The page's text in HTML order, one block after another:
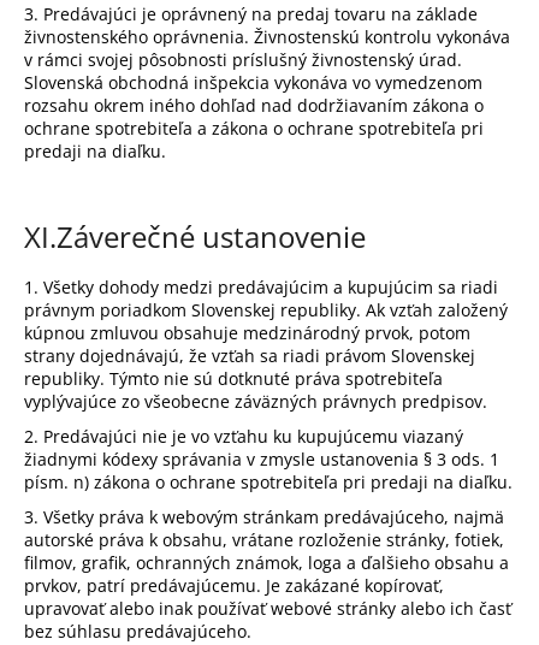
3. Predávajúci je oprávnený na predaj tovaru na základe
živnostenského oprávnenia. Živnostenskú kontrolu vykonáva
v rámci svojej pôsobnosti príslušný živnostenský úrad.
Slovenská obchodná inšpekcia vykonáva vo vymedzenom
rozsahu okrem iného dohľad nad dodržiavaním zákona o
ochrane spotrebiteľa a zákona o ochrane spotrebiteľa pri
predaji na diaľku.
XI.Záverečné ustanovenie
1. Všetky dohody medzi predávajúcim a kupujúcim sa riadi
právnym poriadkom Slovenskej republiky. Ak vzťah založený
kúpnou zmluvou obsahuje medzinárodný prvok, potom
strany dojednávajú, že vzťah sa riadi právom Slovenskej
republiky. Týmto nie sú dotknuté práva spotrebiteľa
vyplývajúce zo všeobecne záväzných právnych predpisov.
2. Predávajúci nie je vo vzťahu ku kupujúcemu viazaný
žiadnymi kódexy správania v zmysle ustanovenia § 3 ods. 1
písm. n) zákona o ochrane spotrebiteľa pri predaji na diaľku.
3. Všetky práva k webovým stránkam predávajúceho, najmä
autorské práva k obsahu, vrátane rozloženie stránky, fotiek,
filmov, grafik, ochranných známok, loga a ďalšieho obsahu a
prvkov, patrí predávajúcemu. Je zakázané kopírovať,
upravovať alebo inak používať webové stránky alebo ich časť
bez súhlasu predávajúceho.